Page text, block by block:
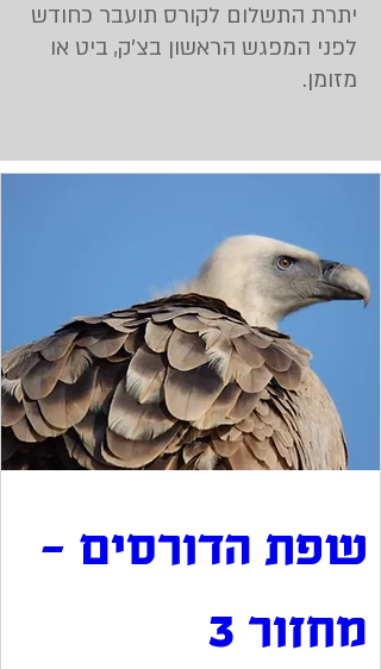
יתרת התשלום לקורס תועבר כחודש
לפני המפגש הראשון בצ'ק, ביט או
מזומן.
מחזור 3